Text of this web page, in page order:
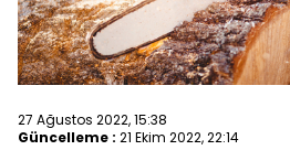
27 Ağustos 2022, 15:38
Güncelleme : 21 Ekim 2022, 22:14